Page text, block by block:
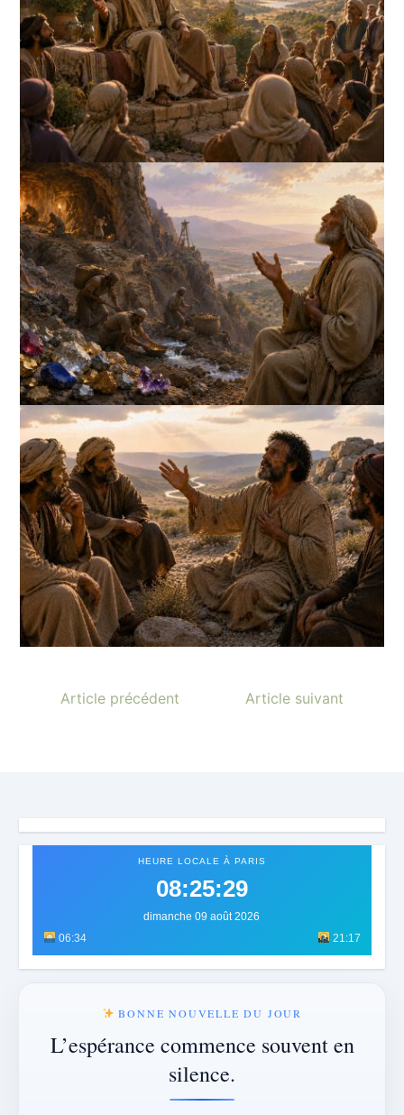
Article précédent Article suivant
HEURE LOCALE À PARIS
08:25:32
dimanche 09 août 2026
06:34
21:17
BONNE NOUVELLE DU JOUR
L’espérance commence souvent en
silence.